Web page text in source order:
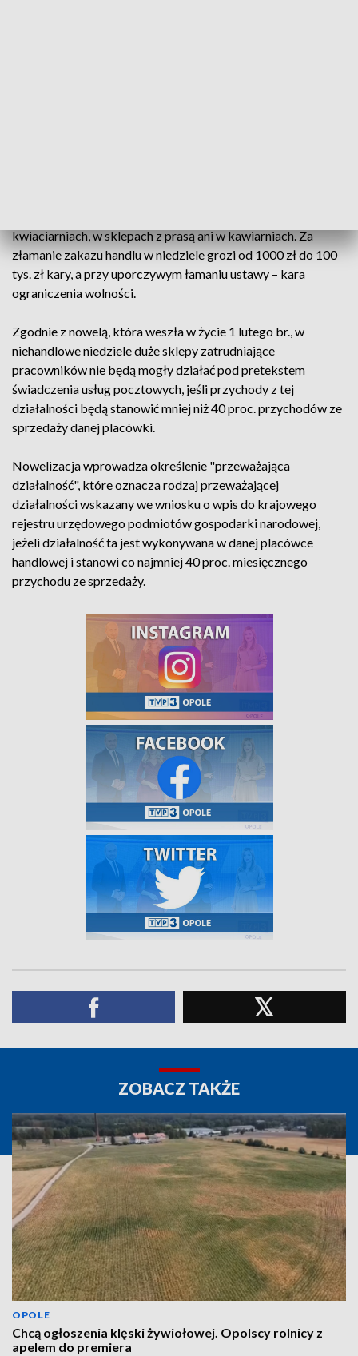
kwiaciarniach, w sklepach z prasą ani w kawiarniach. Za
złamanie zakazu handlu w niedziele grozi od 1000 zł do 100
tys. zł kary, a przy uporczywym łamaniu ustawy – kara
ograniczenia wolności.
Zgodnie z nowelą, która weszła w życie 1 lutego br., w
niehandlowe niedziele duże sklepy zatrudniające
pracowników nie będą mogły działać pod pretekstem
świadczenia usług pocztowych, jeśli przychody z tej
działalności będą stanowić mniej niż 40 proc. przychodów ze
sprzedaży danej placówki.
Nowelizacja wprowadza określenie "przeważająca
działalność", które oznacza rodzaj przeważającej
działalności wskazany we wniosku o wpis do krajowego
rejestru urzędowego podmiotów gospodarki narodowej,
jeżeli działalność ta jest wykonywana w danej placówce
handlowej i stanowi co najmniej 40 proc. miesięcznego
przychodu ze sprzedaży.
ZOBACZ TAKŻE
OPOLE
Chcą ogłoszenia klęski żywiołowej. Opolscy rolnicy z
apelem do premiera